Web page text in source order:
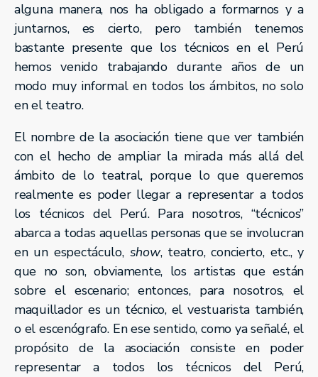
alguna manera, nos ha obligado a formarnos y a
juntarnos, es cierto, pero también tenemos
bastante presente que los técnicos en el Perú
hemos venido trabajando durante años de un
modo muy informal en todos los ámbitos, no solo
en el teatro.
El nombre de la asociación tiene que ver también
con el hecho de ampliar la mirada más allá del
ámbito de lo teatral, porque lo que queremos
realmente es poder llegar a representar a todos
los técnicos del Perú. Para nosotros, “técnicos”
abarca a todas aquellas personas que se involucran
en un espectáculo, show, teatro, concierto, etc., y
que no son, obviamente, los artistas que están
sobre el escenario; entonces, para nosotros, el
maquillador es un técnico, el vestuarista también,
o el escenógrafo. En ese sentido, como ya señalé, el
propósito de la asociación consiste en poder
representar a todos los técnicos del Perú,